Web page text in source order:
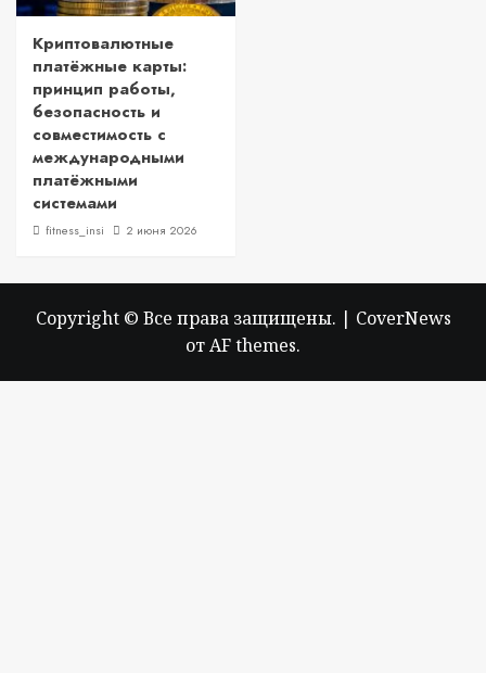
Криптовалютные
платёжные карты:
принцип работы,
безопасность и
совместимость с
международными
платёжными
системами
fitness_insi 2 июня 2026
Copyright © Все права защищены. | CoverNews
от AF themes.